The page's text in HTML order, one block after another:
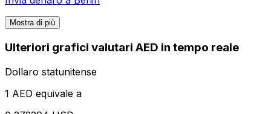
Mostra di più
Ulteriori grafici valutari AED in tempo reale
Dollaro statunitense
1 AED equivale a